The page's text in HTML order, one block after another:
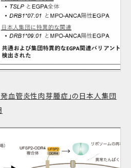
血管炎性肉芽腫症」の日本人集団